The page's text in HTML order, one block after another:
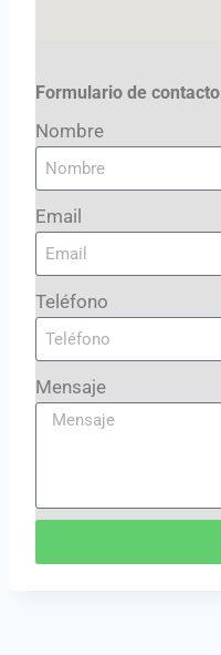
Formulario de contacto
Nombre
Email
Teléfono
Mensaje